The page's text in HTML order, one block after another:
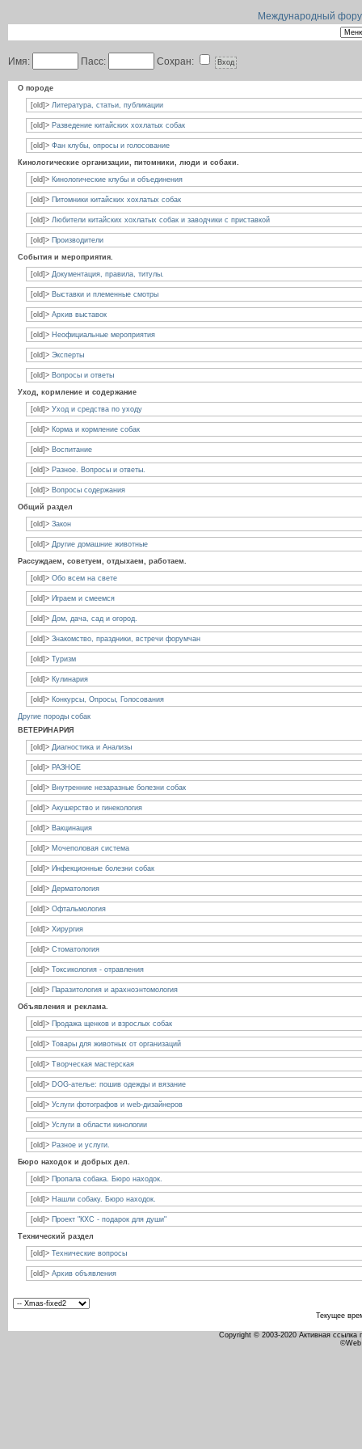
Международный
Имя: Пасс: Сохран:
О породе
[old]> Литература, статьи, публикации
[old]> Разведение китайских хохлатых собак
[old]> Фан клубы, опросы и голосование
Кинологические организации, питомники, люди и собаки.
[old]> Кинологические клубы и объединения
[old]> Питомники китайских хохлатых собак
[old]> Любители китайских хохлатых собак и заводчики с приставкой
[old]> Производители
События и мероприятия.
[old]> Документация, правила, титулы.
[old]> Выставки и племенные смотры
[old]> Архив выставок
[old]> Неофициальные мероприятия
[old]> Эксперты
[old]> Вопросы и ответы
Уход, кормление и содержание
[old]> Уход и средства по уходу
[old]> Корма и кормление собак
[old]> Воспитание
[old]> Разное. Вопросы и ответы.
[old]> Вопросы содержания
Общий раздел
[old]> Закон
[old]> Другие домашние животные
Рассуждаем, советуем, отдыхаем, работаем.
[old]> Обо всем на свете
[old]> Играем и смеемся
[old]> Дом, дача, сад и огород.
[old]> Знакомство, праздники, встречи форумчан
[old]> Туризм
[old]> Кулинария
[old]> Конкурсы, Опросы, Голосования
Другие породы собак
ВЕТЕРИНАРИЯ
[old]> Диагностика и Анализы
[old]> РАЗНОЕ
[old]> Внутренние незаразные болезни собак
[old]> Акушерство и гинекология
[old]> Вакцинация
[old]> Мочеполовая система
[old]> Инфекционные болезни собак
[old]> Дерматология
[old]> Офтальмология
[old]> Хирургия
[old]> Стоматология
[old]> Токсикология - отравления
[old]> Паразитология и арахноэнтомология
Объявления и реклама.
[old]> Продажа щенков и взрослых собак
[old]> Товары для животных от организаций
[old]> Творческая мастерская
[old]> DOG-ателье: пошив одежды и вязание
[old]> Услуги фотографов и web-дизайнеров
[old]> Услуги в области кинологии
[old]> Разное и услуги.
Бюро находок и добрых дел.
[old]> Пропала собака. Бюро находок.
[old]> Нашли собаку. Бюро находок.
[old]> Проект "КХС - подарок для души"
Технический раздел
[old]> Технические вопросы
[old]> Архив объявления
Текущее
Copyright © 2003-2020 Активная ссылка